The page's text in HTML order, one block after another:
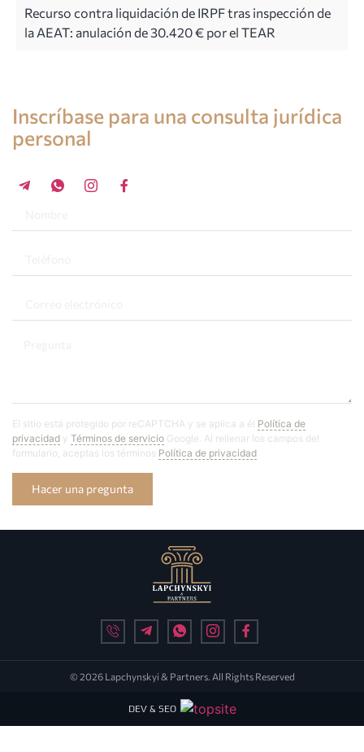
Recurso contra liquidación de IRPF tras inspección de
la AEAT: anulación de 30.420 € por el TEAR
Inscríbase para una consulta jurídica
personal
El sitio está protegido por reCAPTCHA y se aplica a él Política de
privacidad y Términos de servicio Google. Al rellenar los campos del
formulario, aceptas los términos Política de privacidad
Hacer una pregunta
© 2026 Lapchynskyi & Partners. All Rights Reserved
DEV & SEO